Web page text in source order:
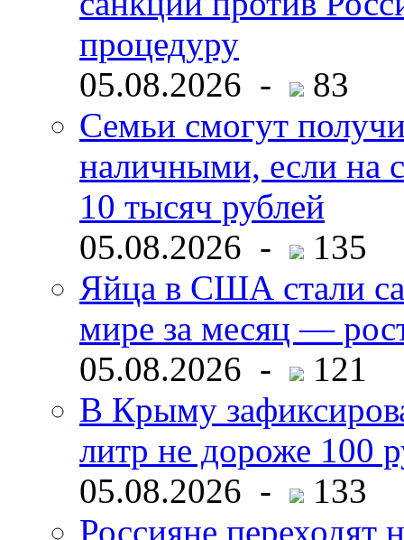
процедуру
05.08.2026 -
83
Семьи смогут
наличными, если на
10 тысяч рублей
05.08.2026 -
135
Яйца в США стали
мире за месяц —
05.08.2026 -
121
В Крыму
литр не дороже 100
05.08.2026 -
133
Россияне переходят